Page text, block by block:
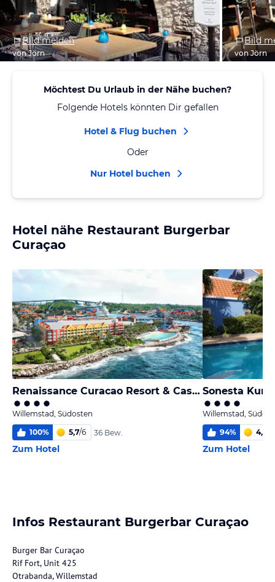
Bild melden
von Jörn
Bild
von Jörn
Möchtest Du Urlaub in der Nähe buchen?
Folgende Hotels könnten Dir gefallen
Hotel & Flug buchen
Oder
Nur Hotel buchen
Hotel nähe Restaurant Burgerbar
Curaçao
Renaissance Curacao Resort & Casino
Willemstad, Südosten
100% 5,7/6 36 Bew.
Zum Hotel
Willemstad,
94% 4,8
Zum Hotel
Infos Restaurant Burgerbar Curaçao
Burger Bar Curaçao
Rif Fort, Unit 425
Otrabanda, Willemstad